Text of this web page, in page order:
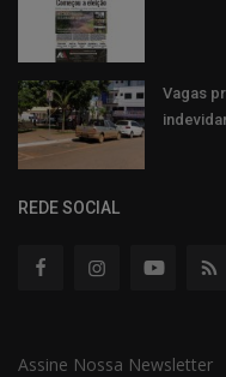
Vagas
REDE SOCIAL
Assine Nossa Newsletter